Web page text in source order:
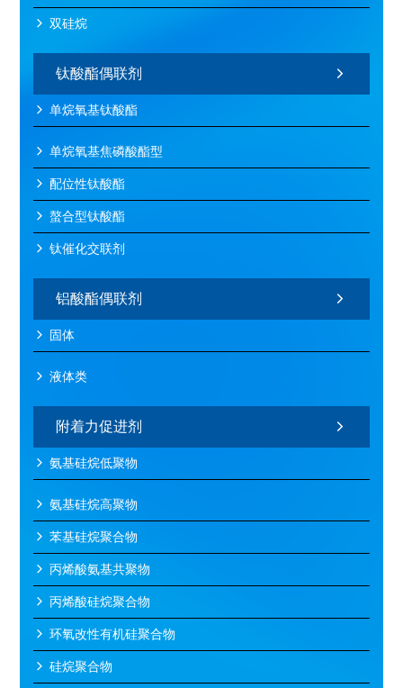
双硅烷
钛酸酯偶联剂
单烷氧基钛酸酯
单烷氧基焦磷酸酯型
配位性钛酸酯
螯合型钛酸酯
钛催化交联剂
铝酸酯偶联剂
固体
液体类
附着力促进剂
氨基硅烷低聚物
氨基硅烷高聚物
苯基硅烷聚合物
丙烯酸氨基共聚物
丙烯酸硅烷聚合物
环氧改性有机硅聚合物
硅烷聚合物